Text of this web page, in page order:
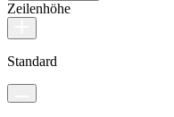
Zeilenhöhe
Standard